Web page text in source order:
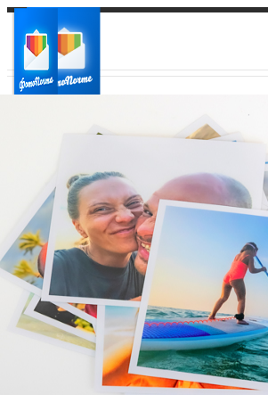
Ваш регион доставки
Выберите из списка: